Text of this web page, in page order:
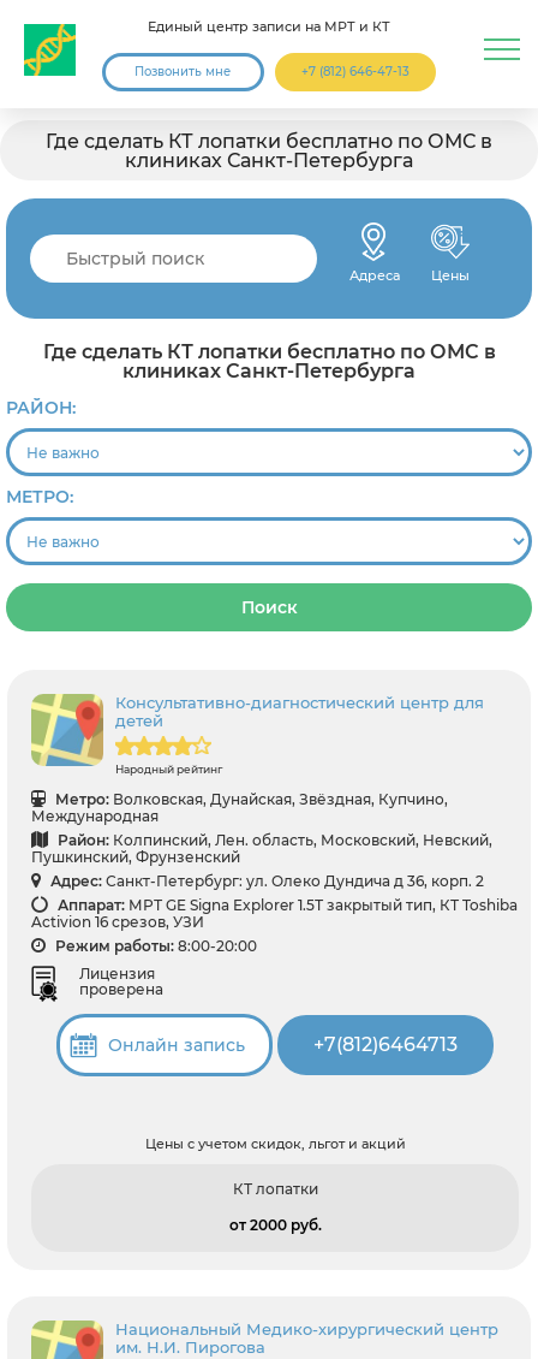
Единый центр записи на МРТ и КТ
Позвонить мне +7 (812) 646-47-13
Где сделать КТ лопатки бесплатно по ОМС в
клиниках Санкт-Петербурга
Адреса Цены
Где сделать КТ лопатки бесплатно по ОМС в
клиниках Санкт-Петербурга
РАЙОН:
МЕТРО:
Поиск
Консультативно-диагностический центр для
детей
Народный рейтинг
Метро: Волковская, Дунайская, Звёздная, Купчино,
Международная
Район: Колпинский, Лен. область, Московский, Невский,
Пушкинский, Фрунзенский
Адрес: Санкт-Петербург: ул. Олеко Дундича д 36, корп. 2
Аппарат: МРТ GE Signa Explorer 1.5Т закрытый тип, КТ Toshiba
Activion 16 срезов, УЗИ
Режим работы: 8:00-20:00
Лицензия
проверена
Онлайн запись +7(812)6464713
Цены с учетом скидок, льгот и акций
КТ лопатки
от 2000 pуб.
Национальный Медико-хирургический центр
им. Н.И. Пирогова